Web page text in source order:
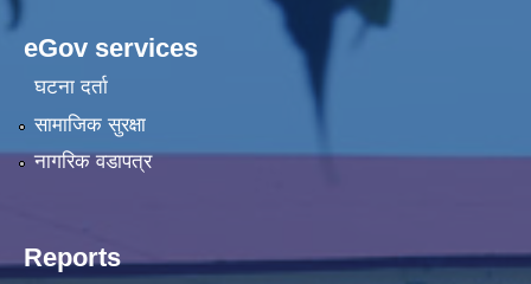
eGov services
घटना दर्ता
सामाजिक सुरक्षा
नागरिक वडापत्र
Reports